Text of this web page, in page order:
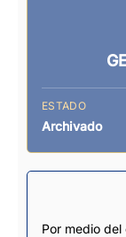
ESTADO
Archivado
Por medio